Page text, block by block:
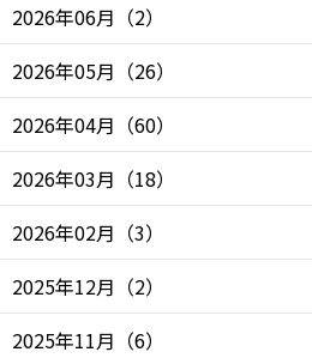
2026年06月 （2）
2026年05月 （26）
2026年04月 （60）
2026年03月 （18）
2026年02月 （3）
2025年12月 （2）
2025年11月 （6）